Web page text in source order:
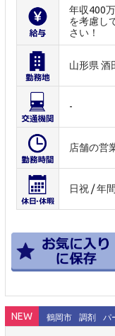
年収400
を考慮し
さい！
山形県 酒
-
店舗の営
日祝 / 年
NEW 鶴岡市 調剤 パ